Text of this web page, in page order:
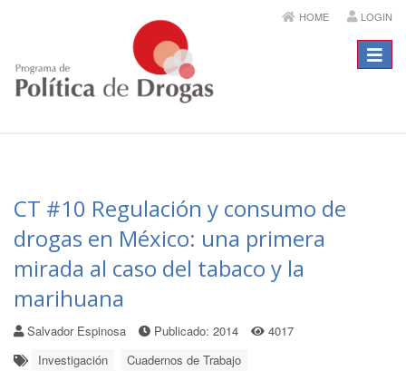
HOME LOGIN
Menú
CT #10 Regulación y consumo de
drogas en México: una primera
mirada al caso del tabaco y la
marihuana
Salvador Espinosa Publicado: 2014
4017
Investigación
Cuadernos de Trabajo